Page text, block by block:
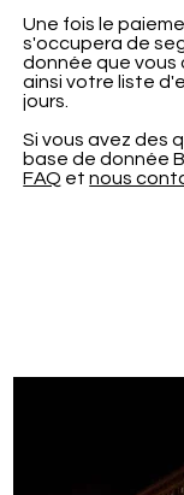
Une fois le
s'occupera de
donnée que vous
ainsi votre liste
jours.
Si vous avez des
base de donnée
FAQ etnous